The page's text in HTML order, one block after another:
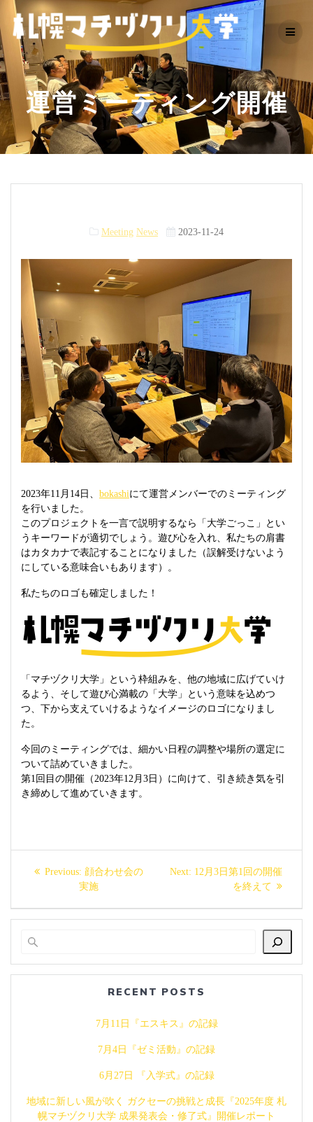
to
content
運営ミーティング開催
Meeting News 2023-11-24
2023年11月14日、 bokashiにて運営メンバーでのミーティング
を行いました。
このプロジェクトを一言で説明するなら「大学ごっこ」とい
うキーワードが適切でしょう。遊び心を入れ、私たちの肩書
はカタカナで表記することになりました（誤解受けないよう
にしている意味合いもあります）。
私たちのロゴも確定しました！
「マチヅクリ大学」という枠組みを、他の地域に広げていけ
るよう、そして遊び心満載の「大学」という意味を込めつ
つ、下から支えていけるようなイメージのロゴになりまし
た。
今回のミーティングでは、細かい日程の調整や場所の選定に
ついて詰めていきました。
第1回目の開催（2023年12月3日）に向けて、引き続き気を引
き締めして進めていきます。
ナ
ビ
ゲ
ン
Previous: Previous
post:
顔合わせ会の
実施
Next: Next
12月3日第1回の開催
を終えて
RECENT POSTS
7月11日『エスキス』の記録
7月4日『ゼミ活動』の記録
6月27日 『入学式』の記録
地域に新しい風が吹く ガクセーの挑戦と成長『2025年度 札
幌マチヅクリ大学 成果発表会・修了式』開催レポート